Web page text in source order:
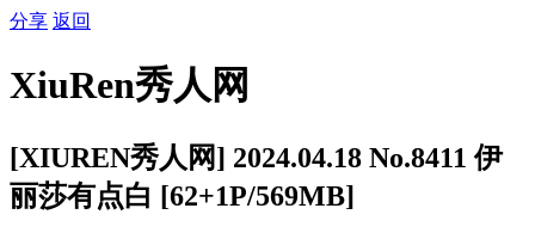
分享 返回
XiuRen秀人网
[XIUREN秀人网] 2024.04.18 No.8411 伊
丽莎有点白 [62+1P/569MB]